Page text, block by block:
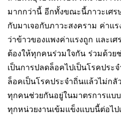
มากกว่านี้ อีกทั้งขณะนี้ภาวะเศร
กับมาเจอกับภาวะสงคราม ค่าแ
ว่าข้าวของแพงค่าแรงถูก และเ
ต้องให้ทุกคนร่วมใจกัน ร่วมด้วย
เป็นการปลดล็อคไปเป็นโรคประ
ล็อคเป็นโรคประจำถิ่นแล้วไม่กลั
ทุกคนช่วยกันอยู่ในมาตรการแบ
ทุกหน่วยงานเข้มแข็งแบบนี้ต่อไป